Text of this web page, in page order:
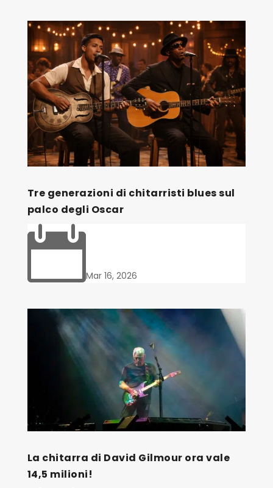
Tre generazioni di chitarristi blues sul
palco degli Oscar
Mar 16, 2026
La chitarra di David Gilmour ora vale
14,5 milioni!